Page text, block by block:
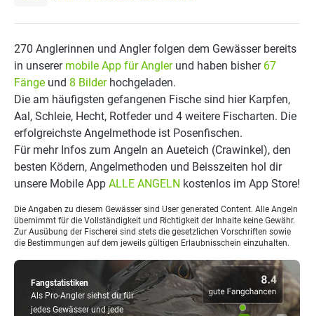
Fangstatistiken
Als Pro-Angler siehst du für
jedes Gewässer und jede
270 Anglerinnen und Angler folgen dem Gewässer bereits
in unserer mobile App für Anglerund haben bisher 67
Fänge und 8 Bilderhochgeladen.
Die am häufigsten gefangenen Fische sind hier Karpfen,
Aal, Schleie, Hecht, Rotfeder und 4 weitere Fischarten. Die
erfolgreichste Angelmethode ist Posenfischen.
Für mehr Infos zum Angeln an Aueteich (Crawinkel), den
besten Ködern, Angelmethoden und Beisszeiten hol dir
unsere Mobile App ALLE ANGELN kostenlos im App Store!
Die Angaben zu diesem Gewässer sind User generated Content. Alle Angeln
übernimmt für die Vollständigkeit und Richtigkeit der Inhalte keine Gewähr.
Zur Ausübung der Fischerei sind stets die gesetzlichen Vorschriften sowie
die Bestimmungen auf dem jeweils gültigen Erlaubnisschein einzuhalten.